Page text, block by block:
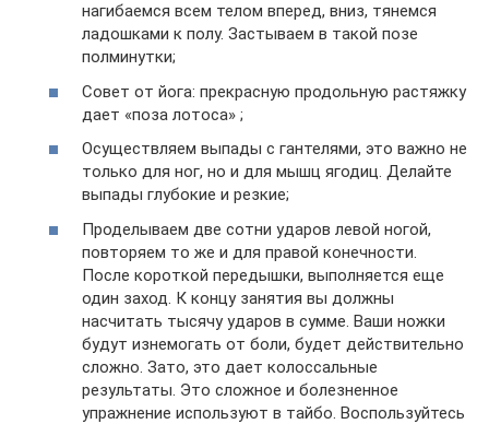
нагибаемся всем телом вперед, вниз, тянемся
ладошками к полу. Застываем в такой позе
полминутки;
Совет от йога: прекрасную продольную растяжку
дает «поза лотоса» ;
Осуществляем выпады с гантелями, это важно не
только для ног, но и для мышц ягодиц. Делайте
выпады глубокие и резкие;
Проделываем две сотни ударов левой ногой,
повторяем то же и для правой конечности.
После короткой передышки, выполняется еще
один заход. К концу занятия вы должны
насчитать тысячу ударов в сумме. Ваши ножки
будут изнемогать от боли, будет действительно
сложно. Зато, это дает колоссальные
результаты. Это сложное и болезненное
упражнение используют в тайбо. Воспользуйтесь